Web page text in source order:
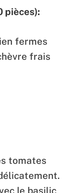
pièces):
fermes
frais
tomates
le basilic